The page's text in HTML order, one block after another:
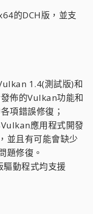
的DCH版，並支
1.4(測試版)和
佈的Vulkan功能和
項錯誤修復；
應用程式開發
並且有可能會缺少
題修復。
驅動程式均支援